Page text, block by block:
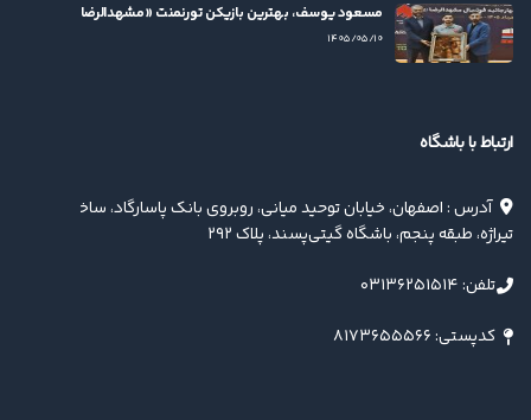
مسعود یوسف، بهترین بازیکن تورنمنت «مشهدالرضا(ع)» شد
۱۴۰۵/۰۵/۱۰
ارتباط با باشگاه
آدرس : اصفهان، خیابان توحید میانی، روبروی بانک پاسارگاد، ساختمان
تیراژه، طبقه پنجم، باشگاه گیتی‌پسند، پلاک ۲۹۲
تلفن: ۰۳۱۳۶۲۵۱۵۱۴
کدپستی: ۸۱۷۳۶۵۵۵۶۶